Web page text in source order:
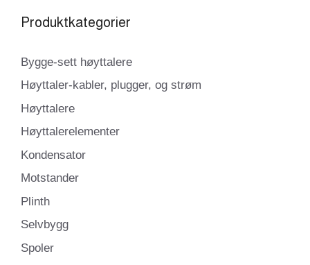
Produktkategorier
Bygge-sett høyttalere
Høyttaler-kabler, plugger, og strøm
Høyttalere
Høyttalerelementer
Kondensator
Motstander
Plinth
Selvbygg
Spoler